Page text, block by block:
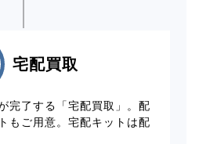
宅配買取
完了する「宅配買取」。配
もご用意。宅配キットは配